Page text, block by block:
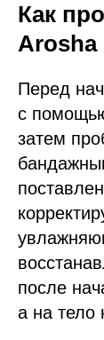
Как
Arosha
Перед
с
затем
после
а на тело